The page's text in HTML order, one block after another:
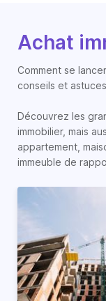
Achat
Comment se
conseils et
Découvrez les
immobilier, mais
appartement,
immeuble de